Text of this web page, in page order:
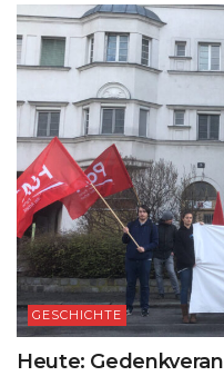
GESCHICHTE
Heute: